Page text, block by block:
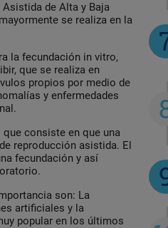
de Alta y Baja
se realiza en la
la fecundación in vitro,
que se realiza en
propios por medio de
y enfermedades
consiste en que una
reproducción asistida. El
fecundación y así
son: La
artificiales y la
popular en los últimos